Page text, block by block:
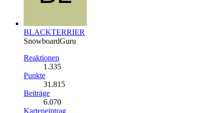
BLACKTERRIER
SnowboardGuru
Reaktionen
1.335
Punkte
31.815
Beiträge
6.070
Karteneintrag